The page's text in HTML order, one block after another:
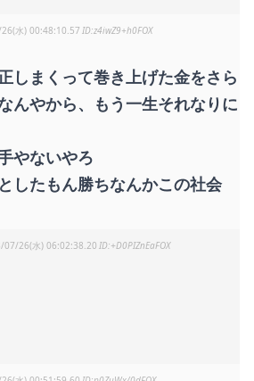
水) 00:48:10.57 z4iwZ9+h0FOX
しまくって巻き上げた金をさら
んやから、もう一生それなりに
やないやろ
したもん勝ちなんかこの社会
07/26(水) 06:02:38.20 +D0PIZnEaFOX